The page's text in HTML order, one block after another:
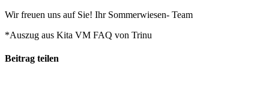
Wir freuen uns auf Sie! Ihr Sommerwiesen- Team
*Auszug aus Kita VM FAQ von Trinu
Beitrag teilen